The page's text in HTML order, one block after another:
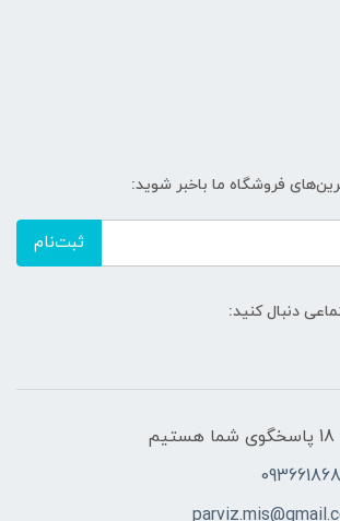
فروشگاه ما باخبر شوید:
ثبت‌نام
دنبال کنید: